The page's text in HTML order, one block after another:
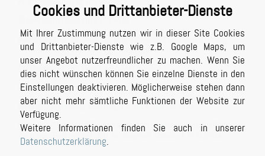
Cookies und Drittanbieter-Dienste
Mit Ihrer Zustimmung nutzen wir in dieser Site Cookies
und Drittanbieter-Dienste wie z.B. Google Maps, um
unser Angebot nutzerfreundlicher zu machen. Wenn Sie
dies nicht wünschen können Sie einzelne Dienste in den
Einstellungen deaktivieren. Möglicherweise stehen dann
aber nicht mehr sämtliche Funktionen der Website zur
Verfügung.
Weitere Informationen finden Sie auch in unserer
Datenschutzerklärung.
Steuerfachangestellte (m/w/d)
Büroassistenz (m/w/d) für unsere Berichtsabteilung/unser
Schreibbüro in Vollzeit (ggf. auch Teilzeit möglich)
Studentische Hilfskraft (m/w/d)
Prüfer (m/w/d) mit Berufserfahrung (auch in Teilzeit möglich)
Masterstudiengang Auditing, Finance and Taxation
Praktikum bei der BPG Wirtschaftsprüfungsgesellschaft im
Zeitraum Februar bis Juli an unserem Standort in Münster